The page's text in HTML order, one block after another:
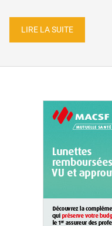
LIRE LA SUITE